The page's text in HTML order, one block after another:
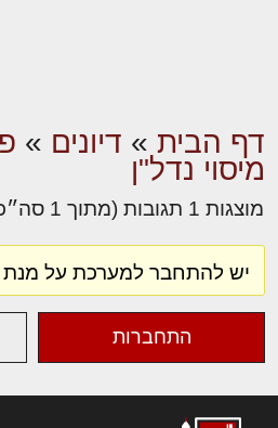
דף הבית » דיונים »
מיסוי נדל"ן
מוצגות 1 תגובות (מתוך 1 סה״כ)
יש להתחבר למערכת על מנת
התחברות